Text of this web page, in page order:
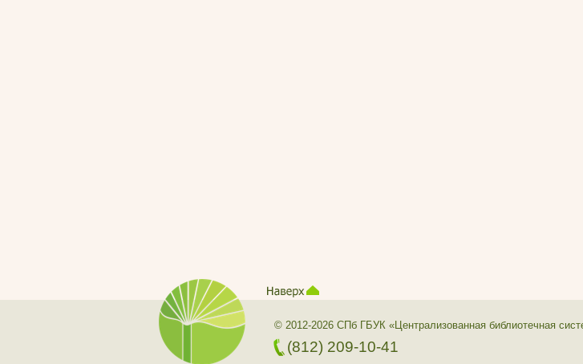
© 2012-2026 СПб ГБУК «Централизованная библиотечная
(812) 209-10-41